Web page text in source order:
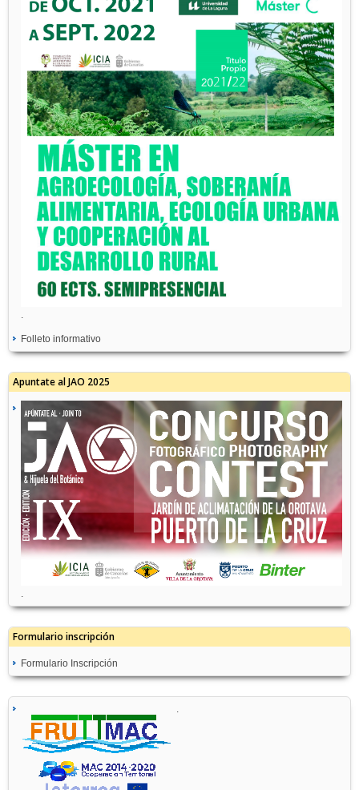
Folleto informativo
Apuntate al JAO 2025
.
Formulario inscripción
Formulario Inscripción
.